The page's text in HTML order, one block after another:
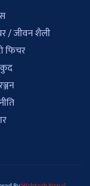
/ जीवन शैली
फिचर